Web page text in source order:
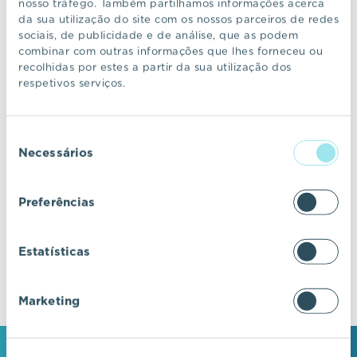
nosso tráfego. Também partilhamos informações acerca
da sua utilização do site com os nossos parceiros de redes
sociais, de publicidade e de análise, que as podem
combinar com outras informações que lhes forneceu ou
recolhidas por estes a partir da sua utilização dos
respetivos serviços.
deNecessários
Preferências
Estatísticas
Marketing
CONTINUAR A NAVEGAR
Descubra ecossistemas residenciais de
excelência, onde o design e a arquitetura se
fundem com a inovação e a sustentabilidade.